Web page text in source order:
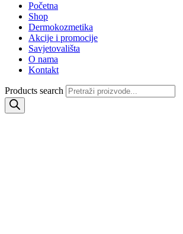
Početna
Shop
Dermokozmetika
Akcije i promocije
Savjetovališta
O nama
Kontakt
Products search